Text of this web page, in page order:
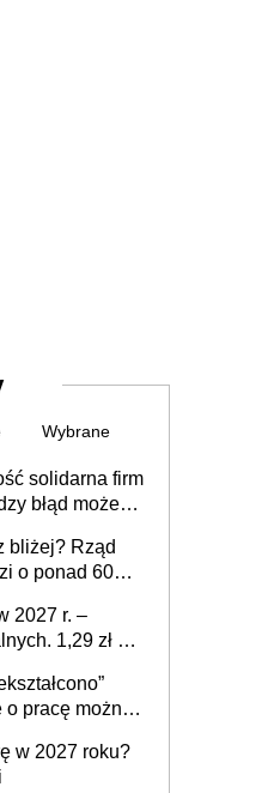
Wybrane
solidarna firm
błąd może
bliżej? Rząd
o ponad 60
2027 r. –
1,29 zł za
z
o pracę można
w 2027 roku?